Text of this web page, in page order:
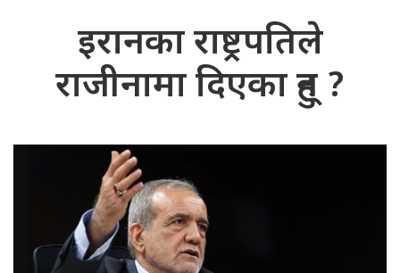
इरानका राष्ट्रपतिले
राजीनामा दिएका हुन् ?